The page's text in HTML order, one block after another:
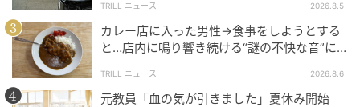
・「情報不足」として処理する
初回の態度は相手の好意の量を測る指標になりませ
ん。「判定不能」として頭の中でフォルダーを入れ直
しましょう。
TRILL ニュース 2026.8.5
カレー店に入った男性→食事をしようとする
と…店内に鳴り響き続ける“謎の不快な音”に
TRILL ニュース 2026.8.6
元教員「血の気が引きました」夏休み開始